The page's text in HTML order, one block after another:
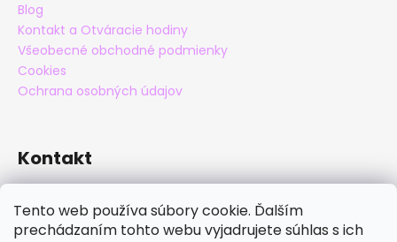
Tento web používa súbory cookie. Ďalším
prechádzaním tohto webu vyjadrujete súhlas s ich
Blog
Kontakt a Otváracie hodiny
Všeobecné obchodné podmienky
Cookies
Ochrana osobných údajov
Kontakt
+421 905 838 706
maxatko